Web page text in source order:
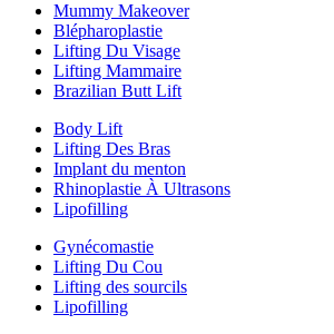
Mummy Makeover
Blépharoplastie
Lifting Du Visage
Lifting Mammaire
Brazilian Butt Lift
Body Lift
Lifting Des Bras
Implant du menton
Rhinoplastie À Ultrasons
Lipofilling
Gynécomastie
Lifting Du Cou
Lifting des sourcils
Lipofilling